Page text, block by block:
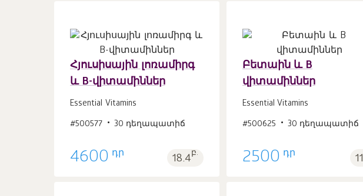
Հյուսիսային լոռամիրգ
և B-վիտամիններ
Essential Vitamins
#500577 30 դեղապատիճ
4600 դր 18.4բ.
1
Բետաին և B
վիտամիններ
Essential Vitamins
#500625 30 դեղապատիճ
2500 դր 11
1